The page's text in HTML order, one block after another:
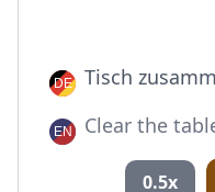
Tisch
Clear the
0.5x